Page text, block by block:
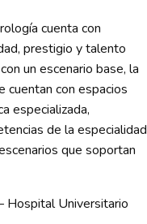
cuenta con
prestigio y talento
un escenario base, la
cuentan con espacios
especializada,
de la especialidad
que soportan
Hospital Universitario